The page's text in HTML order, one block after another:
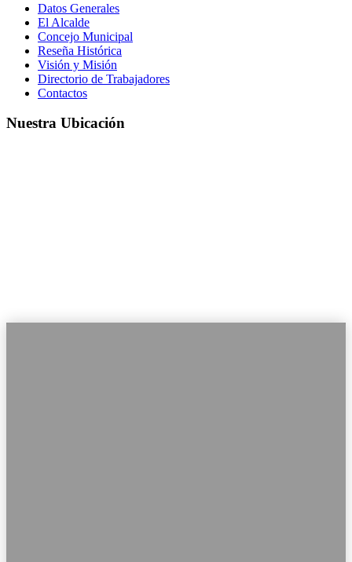
Datos Generales
El Alcalde
Concejo Municipal
Reseña Histórica
Visión y Misión
Directorio de Trabajadores
Contactos
Nuestra Ubicación